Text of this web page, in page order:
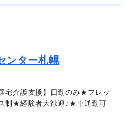
ンター札幌
居宅介護支援】日勤のみ★フレッ
制★経験者大歓迎♪★車通勤可